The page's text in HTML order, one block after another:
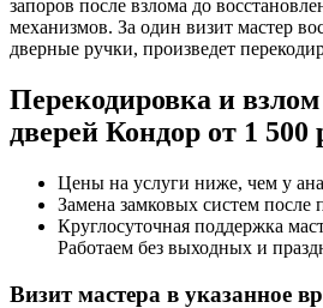
запоров после взлома до
механизмов. За один визит мастер
дверные ручки, произведет
Перекодировка и
дверей Кондор от 1 500
Цены на услуги ниже, чем у
Замена замковых систем после
Круглосуточная поддержка
Работаем без выходных и
Визит мастера в указанное